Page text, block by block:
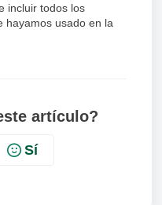
incluir todos los
hayamos usado en la
artículo?
Sí